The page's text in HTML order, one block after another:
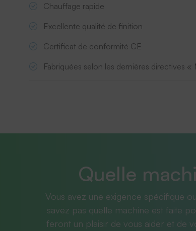
Chauffage rapide
Excellente qualité de finition
Certificat de conformité CE
Fabriquées selon les dernières directives
Quelle
Vous avez une exigence spécifique
savez pas quelle machine est faite
feront un plaisir de vous aider et de